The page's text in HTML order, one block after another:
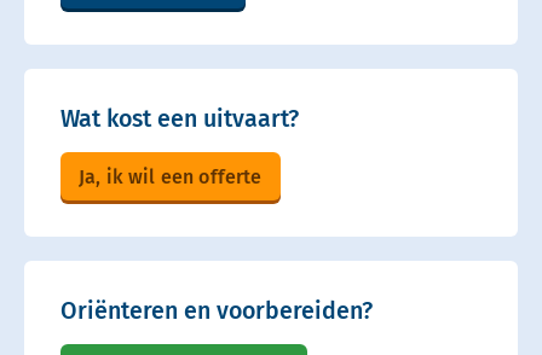
Wat kost een uitvaart?
Ja, ik wil een offerte
Oriënteren en voorbereiden?